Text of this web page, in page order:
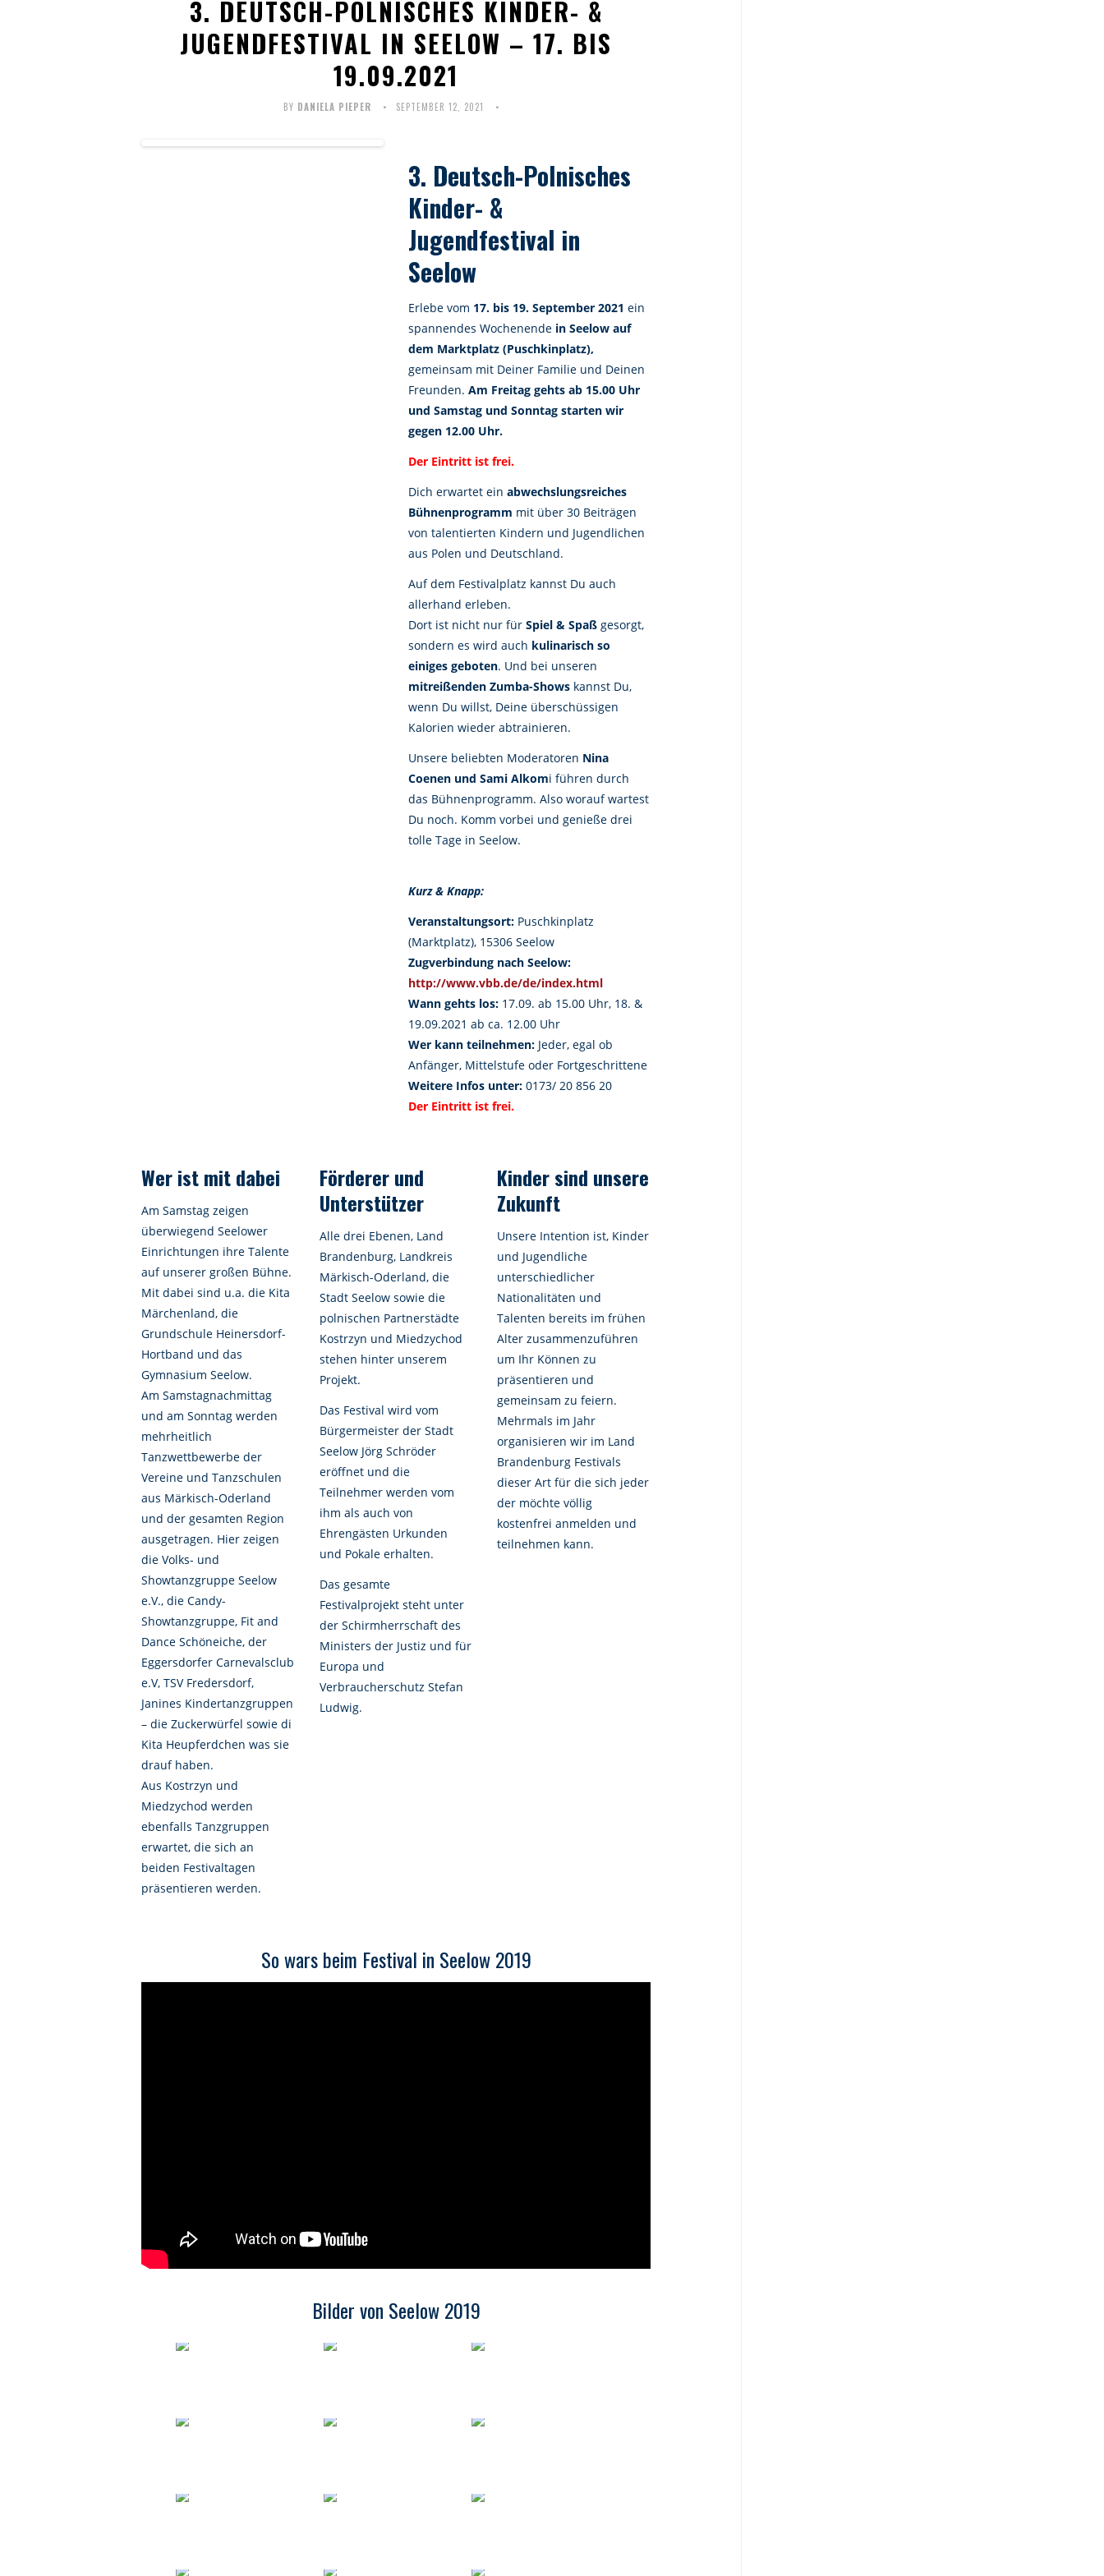
3. DEUTSCH-POLNISCHES KINDER- &
JUGENDFESTIVAL IN SEELOW – 17. BIS
19.09.2021
BY DANIELA PIEPER SEPTEMBER 12, 2021
3. Deutsch-Polnisches
Kinder- &
Jugendfestival in
Seelow
Erlebe vom 17. bis 19. September 2021 ein
spannendes Wochenende in Seelow auf
dem Marktplatz (Puschkinplatz),
gemeinsam mit Deiner Familie und Deinen
Freunden. Am Freitag gehts ab 15.00 Uhr
und Samstag und Sonntag starten wir
gegen 12.00 Uhr.
Der Eintritt ist frei.
Dich erwartet ein abwechslungsreiches
Bühnenprogramm mit über 30 Beiträgen
von talentierten Kindern und Jugendlichen
aus Polen und Deutschland.
Auf dem Festivalplatz kannst Du auch
allerhand erleben.
Dort ist nicht nur für Spiel & Spaß gesorgt,
sondern es wird auch kulinarisch so
einiges geboten. Und bei unseren
mitreißenden Zumba-Shows kannst Du,
wenn Du willst, Deine überschüssigen
Kalorien wieder abtrainieren.
Unsere beliebten Moderatoren Nina
Coenen und Sami Alkomi führen durch
das Bühnenprogramm. Also worauf wartest
Du noch. Komm vorbei und genieße drei
tolle Tage in Seelow.
Kurz & Knapp:
Veranstaltungsort: Puschkinplatz
(Marktplatz), 15306 Seelow
Zugverbindung nach Seelow:
http://www.vbb.de/de/index.html
Wann gehts los: 17.09. ab 15.00 Uhr, 18. &
19.09.2021 ab ca. 12.00 Uhr
Wer kann teilnehmen: Jeder, egal ob
Anfänger, Mittelstufe oder Fortgeschrittene
Weitere Infos unter: 0173/ 20 856 20
Der Eintritt ist frei.
Wer ist mit dabei
Am Samstag zeigen
überwiegend Seelower
Einrichtungen ihre Talente
auf unserer großen Bühne.
Mit dabei sind u.a. die Kita
Märchenland, die
Grundschule Heinersdorf-
Hortband und das
Gymnasium Seelow.
Am Samstagnachmittag
und am Sonntag werden
mehrheitlich
Tanzwettbewerbe der
Vereine und Tanzschulen
aus Märkisch-Oderland
und der gesamten Region
ausgetragen. Hier zeigen
die Volks- und
Showtanzgruppe Seelow
e.V., die Candy-
Showtanzgruppe, Fit and
Dance Schöneiche, der
Eggersdorfer Carnevalsclub
e.V, TSV Fredersdorf,
Janines Kindertanzgruppen
– die Zuckerwürfel sowie di
Kita Heupferdchen was sie
drauf haben.
Aus Kostrzyn und
Miedzychod werden
ebenfalls Tanzgruppen
erwartet, die sich an
beiden Festivaltagen
präsentieren werden.
Förderer und
Unterstützer
Alle drei Ebenen, Land
Brandenburg, Landkreis
Märkisch-Oderland, die
Stadt Seelow sowie die
polnischen Partnerstädte
Kostrzyn und Miedzychod
stehen hinter unserem
Projekt.
Das Festival wird vom
Bürgermeister der Stadt
Seelow Jörg Schröder
eröffnet und die
Teilnehmer werden vom
ihm als auch von
Ehrengästen Urkunden
und Pokale erhalten.
Das gesamte
Festivalprojekt steht unter
der Schirmherrschaft des
Ministers der Justiz und für
Europa und
Verbraucherschutz Stefan
Ludwig.
Kinder sind unsere
Zukunft
Unsere Intention ist, Kinder
und Jugendliche
unterschiedlicher
Nationalitäten und
Talenten bereits im frühen
Alter zusammenzuführen
um Ihr Können zu
präsentieren und
gemeinsam zu feiern.
Mehrmals im Jahr
organisieren wir im Land
Brandenburg Festivals
dieser Art für die sich jeder
der möchte völlig
kostenfrei anmelden und
teilnehmen kann.
So wars beim Festival in Seelow 2019
Bilder von Seelow 2019